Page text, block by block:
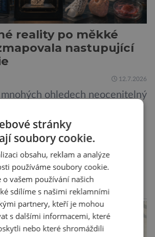
reality po měkké
nastupující
12.7.2026
ohledech neocenitelný
její anglická verze, která je
výzkumů dokonce přesnější
Britannica. Nyní se
ze které umělá inteligence
v dohledné
zasáhnou naši společnost.
výzkumníci, kteří pomocí
a […]
DALŠÍ ČLÁNKY ›
reklama
stránky
soubory cookie.
obsahu, reklam a analýze
používáme soubory cookie.
o vašem používání našich
sdílíme s našimi reklamními
partnery, kteří je mohou
s dalšími informacemi, které
nebo které shromáždili